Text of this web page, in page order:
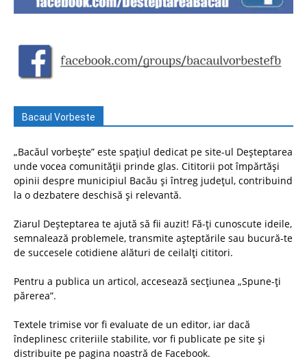
Bacaul Vorbeste
„Bacăul vorbește” este spațiul dedicat pe site-ul Deșteptarea
unde vocea comunității prinde glas. Cititorii pot împărtăși
opinii despre municipiul Bacău și întreg județul, contribuind
la o dezbatere deschisă și relevantă.
Ziarul Deșteptarea te ajută să fii auzit! Fă-ți cunoscute ideile,
semnalează problemele, transmite așteptările sau bucură-te
de succesele cotidiene alături de ceilalți cititori.
Pentru a publica un articol, accesează secțiunea „Spune-ți
părerea”.
Textele trimise vor fi evaluate de un editor, iar dacă
îndeplinesc criteriile stabilite, vor fi publicate pe site și
distribuite pe pagina noastră de Facebook.